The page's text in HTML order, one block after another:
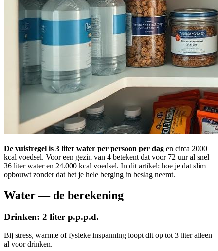
De vuistregel is 3 liter water per persoon per dag en circa 2000
kcal voedsel. Voor een gezin van 4 betekent dat voor 72 uur al snel
36 liter water en 24.000 kcal voedsel. In dit artikel: hoe je dat slim
opbouwt zonder dat het je hele berging in beslag neemt.
Water — de berekening
Drinken: 2 liter p.p.p.d.
Bij stress, warmte of fysieke inspanning loopt dit op tot 3 liter alleen
al voor drinken.